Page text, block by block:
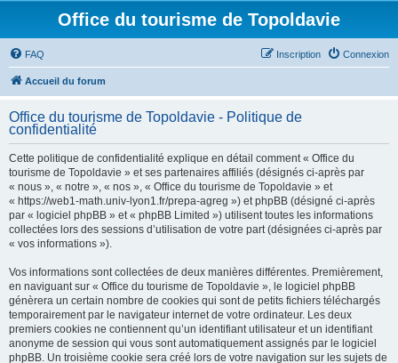
Office du tourisme de Topoldavie
FAQ Connexion
Inscription
Accueil du forum
Office du tourisme de Topoldavie - Politique de
confidentialité
Cette politique de confidentialité explique en détail comment « Office du
tourisme de Topoldavie » et ses partenaires affiliés (désignés ci-après par
« nous », « notre », « nos », « Office du tourisme de Topoldavie » et
« https://web1-math.univ-lyon1.fr/prepa-agreg ») et phpBB (désigné ci-après
par « logiciel phpBB » et « phpBB Limited ») utilisent toutes les informations
collectées lors des sessions d’utilisation de votre part (désignées ci-après par
« vos informations »).
Vos informations sont collectées de deux manières différentes. Premièrement,
en naviguant sur « Office du tourisme de Topoldavie », le logiciel phpBB
génèrera un certain nombre de cookies qui sont de petits fichiers téléchargés
temporairement par le navigateur internet de votre ordinateur. Les deux
premiers cookies ne contiennent qu’un identifiant utilisateur et un identifiant
anonyme de session qui vous sont automatiquement assignés par le logiciel
phpBB. Un troisième cookie sera créé lors de votre navigation sur les sujets de